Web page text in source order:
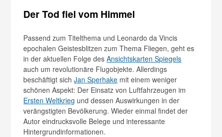
Der Tod fiel vom Himmel
Passend zum Titelthema und Leonardo da Vincis
epochalen Geistesblitzen zum Thema Fliegen, geht es
in der aktuellen Folge desAnsichtskarten Spiegels
auch um revolutionäre Flugobjekte. Allerdings
beschäftigt sichJan Sperhake mit einem weniger
schönen Aspekt: Der Einsatz von Luftfahrzeugen im
Ersten Weltkrieg und dessen Auswirkungen in der
verängstigten Bevölkerung. Wieder einmal findet der
Autor eindrucksvolle Belege und interessante
Hintergrundinformationen.